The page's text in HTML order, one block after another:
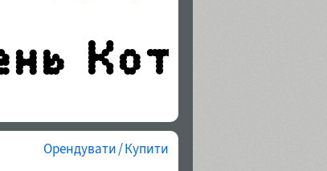
Орендувати / Купити